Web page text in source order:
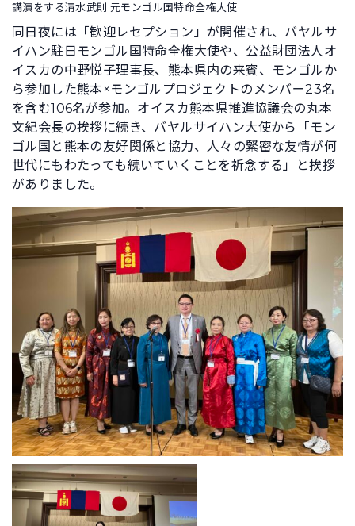
講演をする清水武則 元モンゴル国特命全権大使
同日夜には「歓迎レセプション」が開催され、バヤルサ
イハン駐日モンゴル国特命全権大使や、公益財団法人オ
イスカの中野悦子理事長、熊本県内の来賓、モンゴルか
ら参加した熊本×モンゴルプロジェクトのメンバー23名
を含む106名が参加。オイスカ熊本県推進協議会の丸本
文紀会長の挨拶に続き、バヤルサイハン大使から「モン
ゴル国と熊本の友好関係と協力、人々の緊密な友情が何
世代にもわたっても続いていくことを祈念する」と挨拶
がありました。